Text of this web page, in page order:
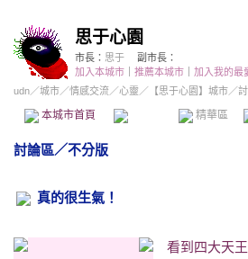
思于心園
市長： 思于
副市長：
加入本城市
推薦本城市 加入我的最
udn／城市／情感交流／心靈 ／ 【思于心園】城市／
本城市首頁 精華區
討論區／不分版
真的很生氣！
看到四大天